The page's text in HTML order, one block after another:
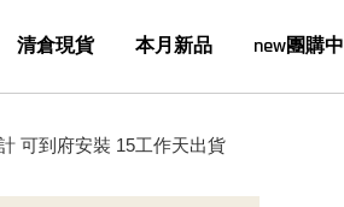
清倉現貨 本月新品 new團購中
可到府安裝 15工作天出貨